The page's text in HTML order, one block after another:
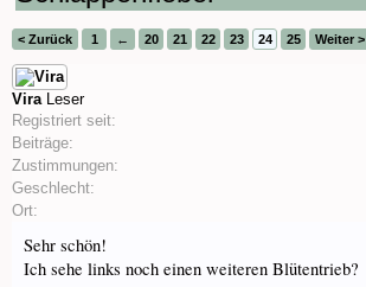
< Zurück 1 ← 20 21 22 23 24 25 Weiter >
Vira Leser
Registriert seit:
Beiträge:
Zustimmungen:
Geschlecht:
Ort:
Sehr schön!
Ich sehe links noch einen weiteren Blütentrieb?